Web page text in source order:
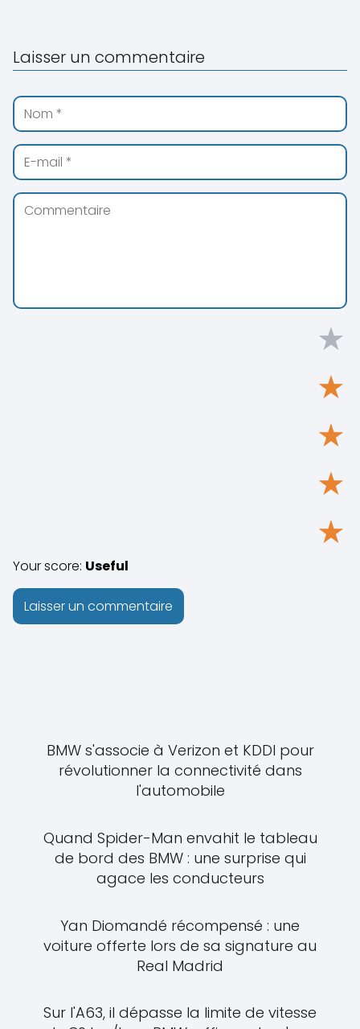
Laisser un commentaire
★
★
★
★
★
Your score: Useful
BMW s'associe à Verizon et KDDI pour
révolutionner la connectivité dans
l'automobile
Quand Spider-Man envahit le tableau
de bord des BMW : une surprise qui
agace les conducteurs
Yan Diomandé récompensé : une
voiture offerte lors de sa signature au
Real Madrid
Sur l'A63, il dépasse la limite de vitesse